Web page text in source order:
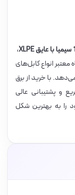
،
انواع کابل‌های
با خرید از برق
و پشتیبانی عالی
را به بهترین شکل